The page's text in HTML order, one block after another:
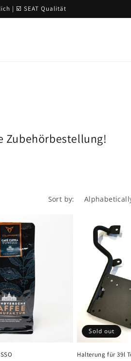
| ☑️ SEAT Qualität
Zubehörbestellung!
Sort by:
Sold out
Halterung für 39l